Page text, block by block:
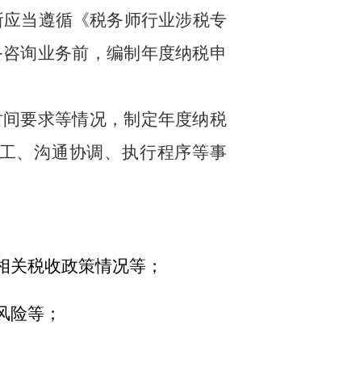
当遵循《税务师行业涉税专
询业务前，编制年度纳税申
要求等情况，制定年度纳税
、沟通协调、执行程序等事
税收政策情况等；
等；